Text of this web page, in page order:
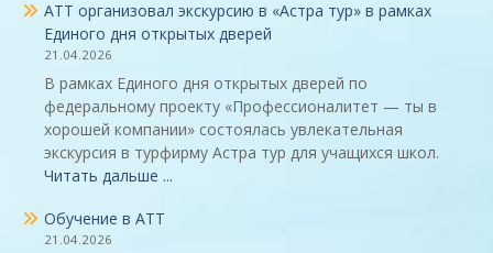
АТТ организовал экскурсию в «Астра тур» в рамках
Единого дня открытых дверей
21.04.2026
В рамках Единого дня открытых дверей по
федеральному проекту «Профессионалитет — ты в
хорошей компании» состоялась увлекательная
экскурсия в турфирму Астра тур для учащихся школ.
Читать дальше ...
Обучение в АТТ
21.04.2026